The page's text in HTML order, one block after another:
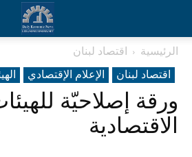
الرئيسية
اقتصاد لبنان
اقتصاد لبنان
الإعلام الإقتصادي
ورقة إصلاحيّة
الاقتصادية